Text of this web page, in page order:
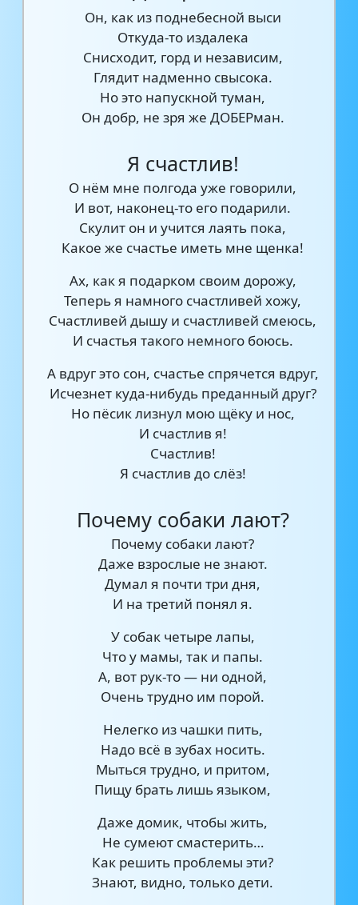
Он, как из поднебесной выси
Откуда-то издалека
Снисходит, горд и независим,
Глядит надменно свысока.
Но это напускной туман,
Он добр, не зря же ДОБЕРман.
Я счастлив!
О нём мне полгода уже говорили,
И вот, наконец-то его подарили.
Скулит он и учится лаять пока,
Какое же счастье иметь мне щенка!
Ах, как я подарком своим дорожу,
Теперь я намного счастливей хожу,
Счастливей дышу и счастливей смеюсь,
И счастья такого немного боюсь.
А вдруг это сон, счастье спрячется вдруг,
Исчезнет куда-нибудь преданный друг?
Но пёсик лизнул мою щёку и нос,
И счастлив я!
Счастлив!
Я счастлив до слёз!
Почему собаки лают?
Почему собаки лают?
Даже взрослые не знают.
Думал я почти три дня,
И на третий понял я.
У собак четыре лапы,
Что у мамы, так и папы.
А, вот рук-то — ни одной,
Очень трудно им порой.
Нелегко из чашки пить,
Надо всё в зубах носить.
Мыться трудно, и притом,
Пищу брать лишь языком,
Даже домик, чтобы жить,
Не сумеют смастерить…
Как решить проблемы эти?
Знают, видно, только дети.